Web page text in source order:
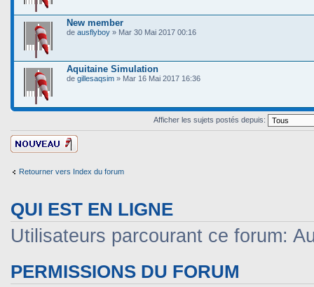
New member
de ausflyboy » Mar 30 Mai 2017 00:16
Aquitaine Simulation
de gillesaqsim » Mar 16 Mai 2017 16:36
Afficher les sujets postés depuis:
Ecrire un nouveau
sujet
Retourner vers Index du forum
QUI EST EN LIGNE
Utilisateurs parcourant ce forum:
PERMISSIONS DU FORUM